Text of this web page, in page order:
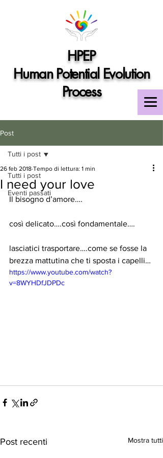
HPEP
Human Potential Evolution
Process
Post
Tutti i post
Eventi passati
Tutti i post
I need your love
26 feb 2018 Tempo di lettura: 1 min
Il bisogno d’amore….
così delicato….così fondamentale….
lasciatici trasportare….come se fosse la
brezza mattutina che ti sposta i capelli…
https://www.youtube.com/watch?
v=8WYHDfJDPDc
Post recenti Mostra tutti